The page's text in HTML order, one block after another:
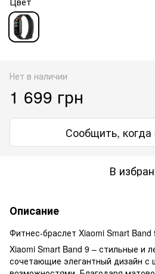
Нет в наличии
1 699 грн
Сообщить, когда
В
Описание
Фитнес-браслет Xiaomi Smart Band
Xiaomi Smart Band 9 – стильные и
сочетающие элегантный дизайн с